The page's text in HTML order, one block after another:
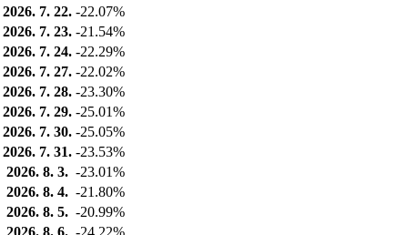
2026. 7. 22. -22.07%
2026. 7. 23. -21.54%
2026. 7. 24. -22.29%
2026. 7. 27. -22.02%
2026. 7. 28. -23.30%
2026. 7. 29. -25.01%
2026. 7. 30. -25.05%
2026. 7. 31. -23.53%
2026. 8. 3. -23.01%
2026. 8. 4. -21.80%
2026. 8. 5. -20.99%
2026. 8. 6. -24.22%